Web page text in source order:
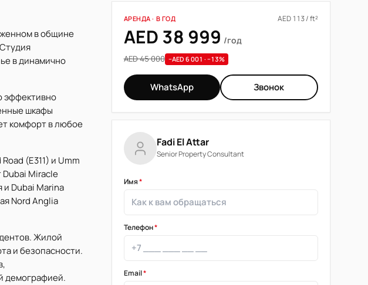
в общине
в динамично
эффективно
шкафы
комфорт в любое
(E311) и Umm
Dubai Miracle
и Dubai Marina
Nord Anglia
Жилой
и безопасности.
демографией.
АРЕНДА · В ГОД AED 113 / ft²
AED 38 999 /год
AED 45 000 −AED 6 001 · −13%
WhatsApp Звонок
Fadi El Attar
Senior Property Consultant
Имя*
Телефон*
Email*